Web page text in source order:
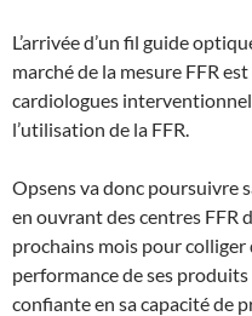
L’arrivée d’un fil guide
marché de la mesure FFR
cardiologues
l’utilisation de la FFR.
Opsens va donc poursuivre
en ouvrant des centres FFR
prochains mois pour
performance de ses produits
confiante en sa capacité de